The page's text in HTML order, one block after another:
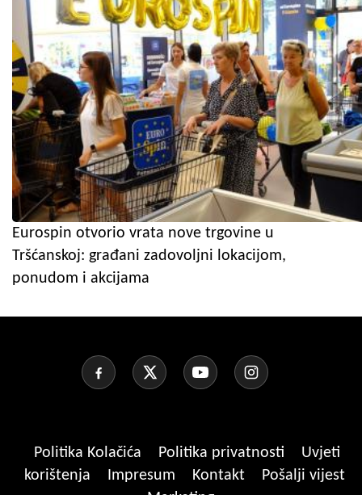
Eurospin otvorio vrata nove trgovine u
Tršćanskoj: građani zadovoljni lokacijom,
ponudom i akcijama
Politika Kolačića Politika privatnosti
Uvjeti
korištenja
Impresum Kontakt
Pošalji vijest